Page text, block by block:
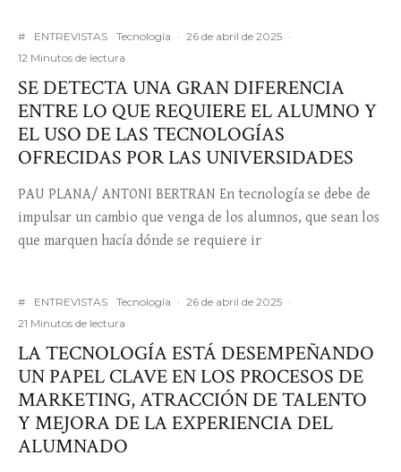
# ENTREVISTAS Tecnología · 26 de abril de 2025 ·
12 Minutos de lectura
SE DETECTA UNA GRAN DIFERENCIA
ENTRE LO QUE REQUIERE EL ALUMNO Y
EL USO DE LAS TECNOLOGÍAS
OFRECIDAS POR LAS UNIVERSIDADES
PAU PLANA/ ANTONI BERTRAN En tecnología se debe de
impulsar un cambio que venga de los alumnos, que sean los
que marquen hacía dónde se requiere ir
# ENTREVISTAS Tecnología · 26 de abril de 2025 ·
21 Minutos de lectura
LA TECNOLOGÍA ESTÁ DESEMPEÑANDO
UN PAPEL CLAVE EN LOS PROCESOS DE
MARKETING, ATRACCIÓN DE TALENTO
Y MEJORA DE LA EXPERIENCIA DEL
ALUMNADO